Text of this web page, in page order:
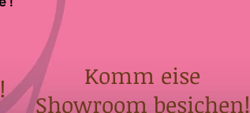
Komm eise
Showroom besichen!